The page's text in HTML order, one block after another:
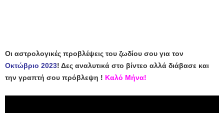
Οι αστρολογικές προβλέψεις του ζωδίου σου για τον
Οκτώβριο 2023! Δες αναλυτικά στο βίντεο αλλά διάβασε και
την γραπτή σου πρόβλεψη ! Καλό Μήνα!